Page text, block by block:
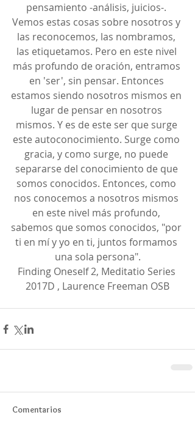
pensamiento -análisis, juicios-.
Vemos estas cosas sobre nosotros y
las reconocemos, las nombramos,
las etiquetamos. Pero en este nivel
más profundo de oración, entramos
en 'ser', sin pensar. Entonces
estamos siendo nosotros mismos en
lugar de pensar en nosotros
mismos. Y es de este ser que surge
este autoconocimiento. Surge como
gracia, y como surge, no puede
separarse del conocimiento de que
somos conocidos. Entonces, como
nos conocemos a nosotros mismos
en este nivel más profundo,
sabemos que somos conocidos, "por
ti en mí y yo en ti, juntos formamos
una sola persona".
Finding Oneself 2, Meditatio Series
2017D , Laurence Freeman OSB
Comentarios